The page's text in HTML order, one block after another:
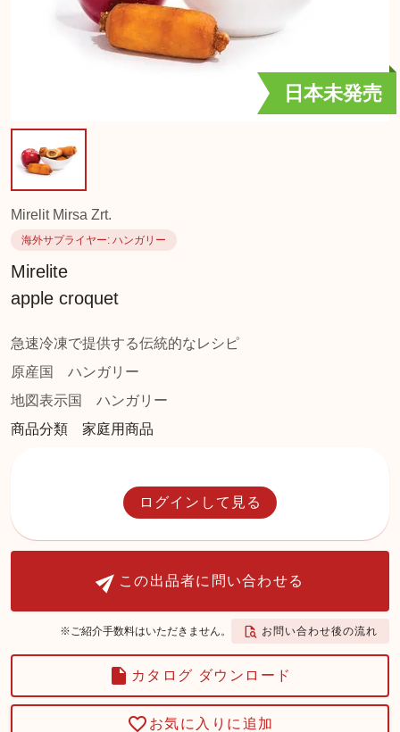
日本未発売
Mirelit Mirsa Zrt.
海外サプライヤー: ハンガリー
Mirelite
apple croquet
急速冷凍で提供する伝統的なレシピ
原産国
ハンガリー
地図表示国
ハンガリー
商品分類 家庭用商品
ログインして見る
この出品者に問い合わせる
※ご紹介手数料はいただきません。 お問い合わせ後の流れ
カタログ ダウンロード
お気に入りに追加